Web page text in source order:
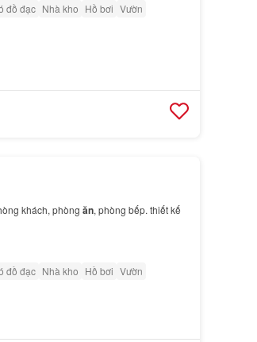
đồ đạc Nhà kho Hồ bơi Vườn
khách, phòng ăn, phòng bếp. thiết kế
đồ đạc Nhà kho Hồ bơi Vườn